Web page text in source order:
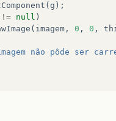
( g );
!= null )
( imagem , 0 , 0 ,
não pôde ser